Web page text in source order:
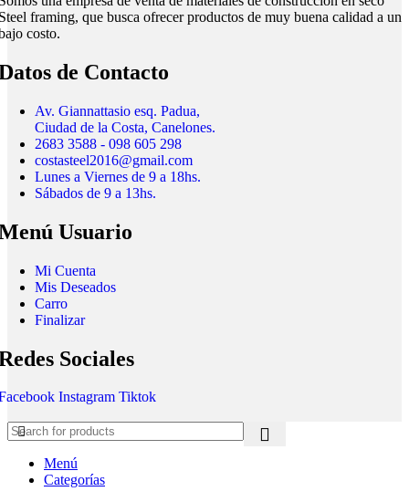
framing, que busca ofrecer productos de muy buena calidad a un
costo.
de Contacto
Av. Giannattasio esq. Padua,
Ciudad de la Costa, Canelones.
2683 3588 - 098 605 298
costasteel2016@gmail.com
Lunes a Viernes de 9 a 18hs.
Sábados de 9 a 13hs.
Usuario
Mi Cuenta
Mis Deseados
Carro
Finalizar
Sociales
Instagram Tiktok
Menú
Categorías